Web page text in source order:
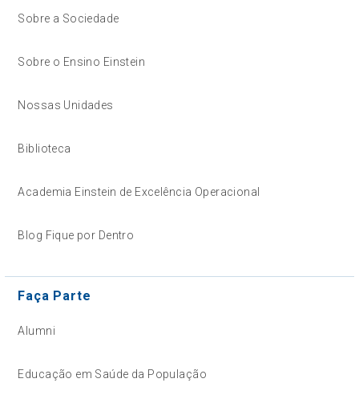
Sobre a Sociedade
Sobre o Ensino Einstein
Nossas Unidades
Biblioteca
Academia Einstein de Excelência Operacional
Blog Fique por Dentro
Faça Parte
Alumni
Educação em Saúde da População